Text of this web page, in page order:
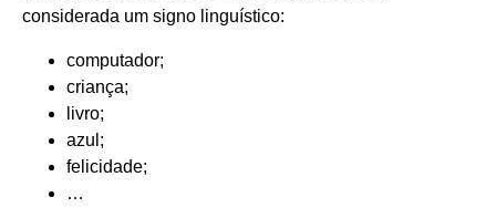
considerada um signo linguístico:
computador;
criança;
livro;
azul;
felicidade;
…